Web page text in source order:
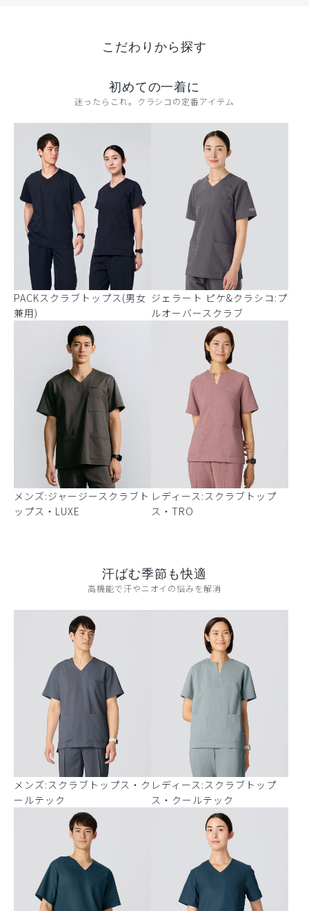
こだわりから探す
初めての一着に
迷ったらこれ。クラシコの定番アイテム
PACKスクラブトップス(男女
兼用)
ジェラート ピケ&クラシコ:プ
ルオーバースクラブ
メンズ:ジャージースクラブト
ップス・LUXE
レディース:スクラブトップ
ス・TRO
汗ばむ季節も快適
高機能で汗やニオイの悩みを解消
メンズ:スクラブトップス・ク
ールテック
レディース:スクラブトップ
ス・クールテック